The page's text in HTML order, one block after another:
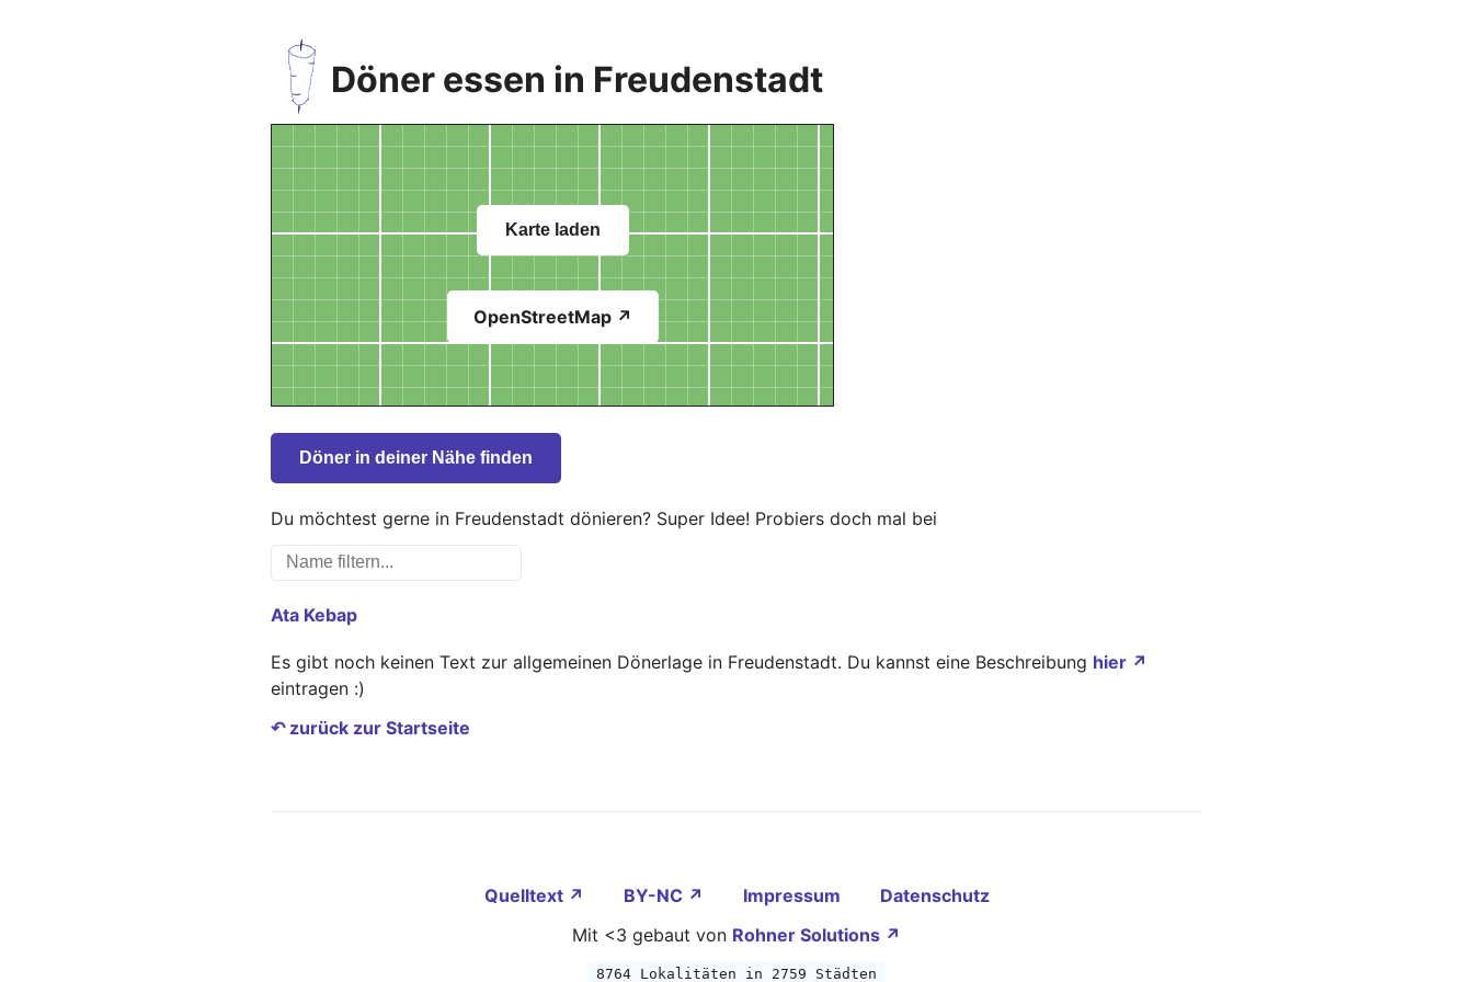
Döner essen in Freudenstadt
Karte laden
OpenStreetMap ↗
Döner in deiner Nähe finden
Du möchtest gerne in Freudenstadt dönieren? Super Idee! Probiers doch mal bei
Ata Kebap
Es gibt noch keinen Text zur allgemeinen Dönerlage in Freudenstadt. Du kannst eine Beschreibung hier ↗
eintragen :)
↶ zurück zur Startseite
Quelltext ↗ BY-NC ↗ Impressum
Datenschutz
Mit <3 gebaut von Rohner Solutions ↗
8764 Lokalitäten in 2759 Städten